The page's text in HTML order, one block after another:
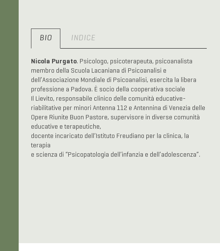
BIO INDICE
Nicola Purgato. Psicologo, psicoterapeuta, psicoanalista
membro della Scuola Lacaniana di Psicoanalisi e
dell’Associazione Mondiale di Psicoanalisi, esercita la libera
professione a Padova. È socio della cooperativa sociale
Il Lievito, responsabile clinico delle comunità educative-
riabilitative per minori Antenna 112 e Antennina di Venezia delle
Opere Riunite Buon Pastore, supervisore in diverse comunità
educative e terapeutiche,
docente incaricato dell’Istituto Freudiano per la clinica, la
terapia
e scienza di “Psicopatologia dell’infanzia e dell’adolescenza”.